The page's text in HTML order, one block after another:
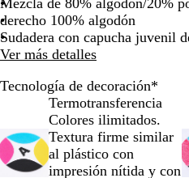
y
menos
(-)
para
acercar/alejar
con
zoom
y
las
teclas
y
menos
(-)
para
acercar/alejar
con
zoom
y
las
teclas
y
(-)
con
zoom
y
las
teclas
derecho 100% algodón
Sudadera con capucha juvenil
Ver más detalles
Tecnología de decoración*
Termotransferencia
Colores ilimitados.
Textura firme similar
al plástico con
impresión nítida y con